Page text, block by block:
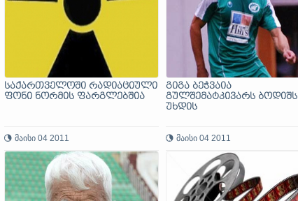
საქართველოში რადიაციული
ფონი ნორმის ფარგლებშია
მაისი 04 2011
გიგა ბეჭვაია
გულშემატკივარს ბოდიშს
უხდის
მაისი 04 2011